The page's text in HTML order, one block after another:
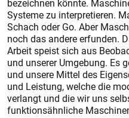
bezeichnen könnte.
Systeme zu interpretieren.
Schach oder Go. Aber
noch das andere erfunden.
Arbeit speist sich aus
und unserer Umgebung. Es
und unsere Mittel des
und Leistung, welche die
verlangt und die wir uns
funktionsähnliche